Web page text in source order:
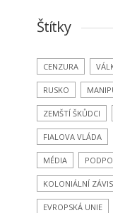
Štítky
CENZURA
RUSKO
ZEMŠTÍ ŠKŮDCI
FIALOVA VLÁDA
MÉDIA
KOLONIÁLNÍ
EVROPSKÁ UNIE